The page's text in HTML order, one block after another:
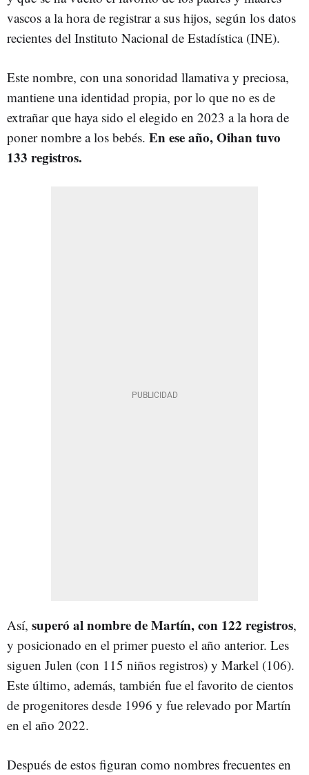
vascos a la hora de registrar a sus hijos, según los datos
recientes del Instituto Nacional de Estadística (INE).
Este nombre, con una sonoridad llamativa y preciosa,
mantiene una identidad propia, por lo que no es de
extrañar que haya sido el elegido en 2023 a la hora de
poner nombre a los bebés. En ese año, Oihan tuvo
133 registros.
Así, superó al nombre de Martín, con 122 registros,
y posicionado en el primer puesto el año anterior. Les
siguen Julen (con 115 niños registros) y Markel (106).
Este último, además, también fue el favorito de cientos
de progenitores desde 1996 y fue relevado por Martín
en el año 2022.
Después de estos figuran como nombres frecuentes en